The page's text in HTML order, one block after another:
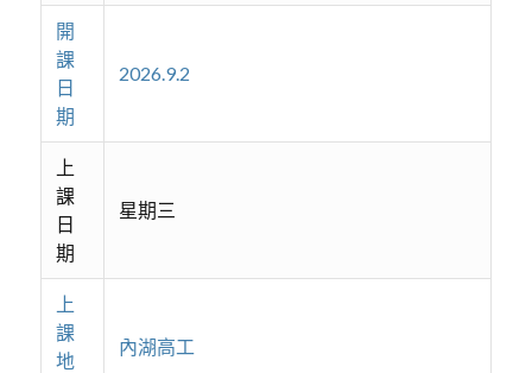
開
課
日
期
2026.9.2
上
課
日
期
星期三
上
課
地
內湖高工